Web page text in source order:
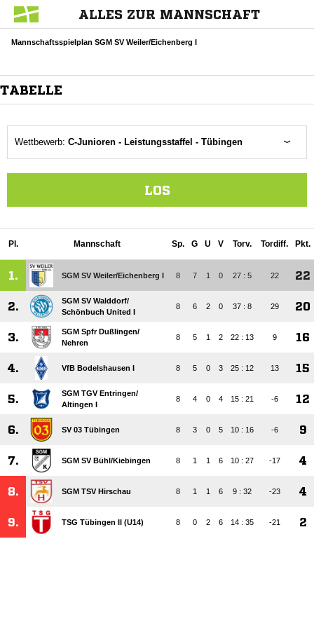
ALLES ZUR MANNSCHAFT
Mannschaftsspielplan SGM SV Weiler/Eichenberg I
TABELLE
Wettbewerb: C-Junioren - Leistungsstaffel - Tübingen
LOS
Pl. Mannschaft Sp. G U V Torv. Tordiff. Pkt.
1. SGM SV Weiler/​Eichenberg I 8 7 1 0 27 : 5 22 22
2.
SGM SV Walddorf/​
Schönbuch United I
8 6 2 0 37 : 8 29 20
3.
SGM Spfr Dußlingen/​
Nehren
8 5 1 2 22 : 13 9 16
4. VfB Bodelshausen I 8 5 0 3 25 : 12 13 15
5.
SGM TGV Entringen/​
Altingen I
8 4 0 4 15 : 21 -6 12
6. SV 03 Tübingen 8 3 0 5 10 : 16 -6 9
7. SGM SV Bühl/​Kiebingen 8 1 1 6 10 : 27 -17 4
8. SGM TSV Hirschau 8 1 1 6 9 : 32 -23 4
9. TSG Tübingen II (U14) 8 0 2 6 14 : 35 -21 2